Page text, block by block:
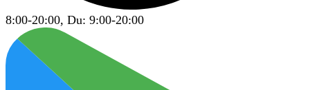
8:00-20:00, Du: 9:00-20:00